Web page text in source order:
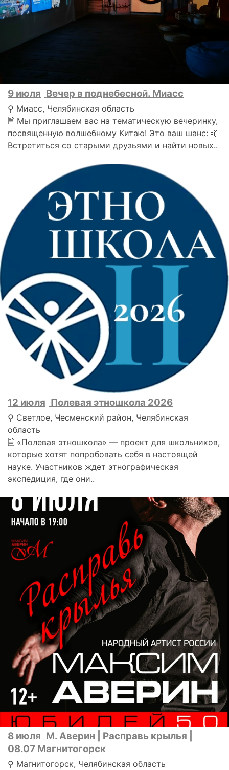
9 июля Вечер в поднебесной. Миасс
⚲ Миасс, Челябинская область
🗎 Мы приглашаем вас на тематическую вечеринку,
посвященную волшебному Китаю! Это ваш шанс: 🤙
Встретиться со старыми друзьями и найти новых..
12 июля Полевая этношкола 2026
⚲ Светлое, Чесменский район, Челябинская
область
🗎 «Полевая этношкола» — проект для школьников,
которые хотят попробовать себя в настоящей
науке. Участников ждет этнографическая
экспедиция, где они..
8 июля М. Аверин | Расправь крылья |
08.07 Магнитогорск
⚲ Магнитогорск, Челябинская область